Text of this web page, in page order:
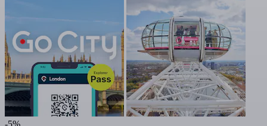
-5%